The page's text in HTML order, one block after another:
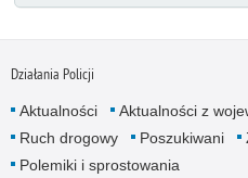
Działania Policji
Aktualności Aktualności z
Ruch drogowy
Poszukiwani
Polemiki i sprostowania